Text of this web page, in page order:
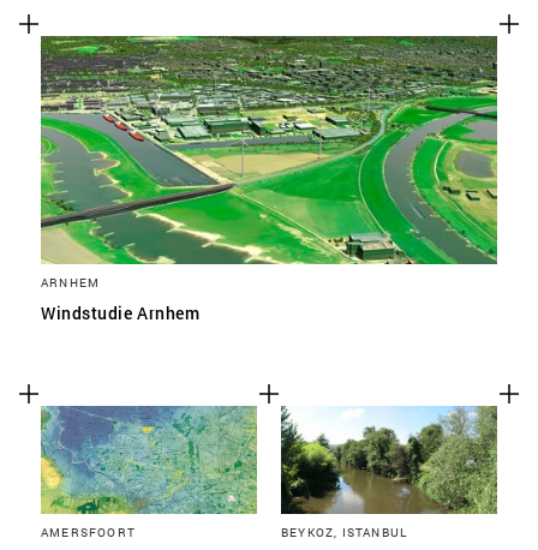
ARNHEM
Windstudie Arnhem
AMERSFOORT BEYKOZ, ISTANBUL